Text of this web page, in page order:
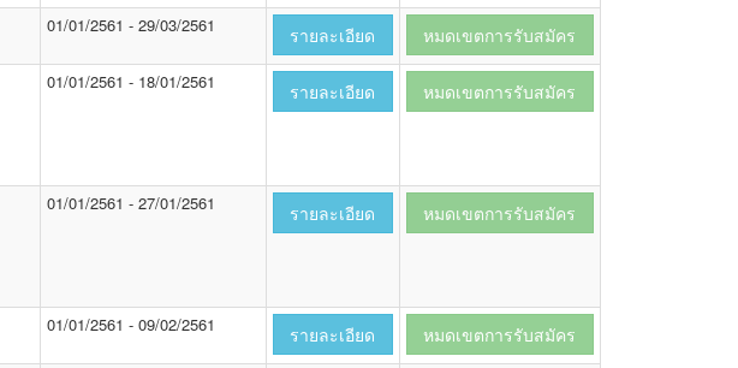
01/01/2561 - 29/03/2561 รายละเอียด หมดเขตการรับสมัคร
01/01/2561 - 18/01/2561 รายละเอียด หมดเขตการรับสมัคร
01/01/2561 - 27/01/2561 รายละเอียด หมดเขตการรับสมัคร
01/01/2561 - 09/02/2561 รายละเอียด หมดเขตการรับสมัคร